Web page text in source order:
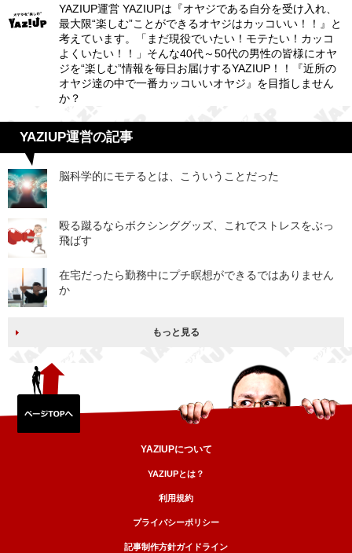
YAZIUP運営 YAZIUPは『オヤジである自分を受け入れ、
最大限“楽しむ”ことができるオヤジはカッコいい！！』と
考えています。「まだ現役でいたい！モテたい！カッコ
よくいたい！！」そんな40代～50代の男性の皆様にオヤ
ジを“楽しむ”情報を毎日お届けするYAZIUP！！『近所の
オヤジ達の中で一番カッコいいオヤジ』を目指しません
か？
YAZIUP運営の記事
脳科学的にモテるとは、こういうことだった
殴る蹴るならボクシンググッズ、これでストレスをぶっ
飛ばす
在宅だったら勤務中にプチ瞑想ができるではありません
か
もっと見る
YAZIUPについて
YAZIUPとは？
利用規約
プライバシーポリシー
記事制作方針ガイドライン